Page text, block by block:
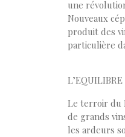
une
Nouveaux
produit des
particulière
L’EQUILIBRE
Le terroir du
de grands
les ardeurs